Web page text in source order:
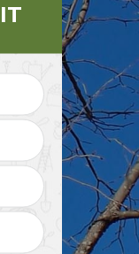
arbre et
haie 45